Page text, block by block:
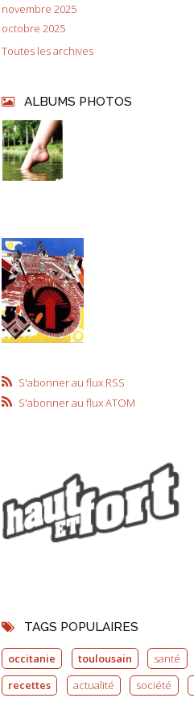
novembre 2025
octobre 2025
Toutes les archives
ALBUMS PHOTOS
S'abonner au flux RSS
S'abonner au flux ATOM
TAGS POPULAIRES
occitanie toulousain santé
recettes
actualité société